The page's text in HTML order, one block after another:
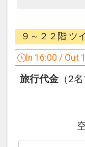
「食事なしプ
をご用意して
●「食事なし
の項目
０ （通常１
クアウト１０
だからお得な
た場合や、
トされた場
ただきます
また、連泊
できません。
９～２２階 ツ
In 16:00 / Out
旅行代金 （2